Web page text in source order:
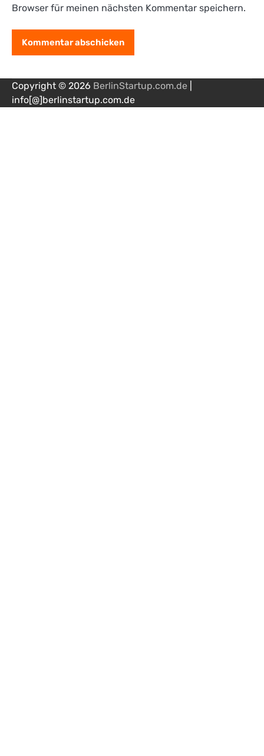
Browser für meinen nächsten Kommentar speichern.
Copyright © 2026 BerlinStartup.com.de
info[@]berlinstartup.com.de